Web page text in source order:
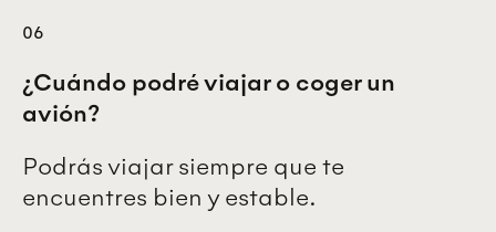
06
¿Cuándo podré viajar o coger un
avión?
Podrás viajar siempre que te
encuentres bien y estable.